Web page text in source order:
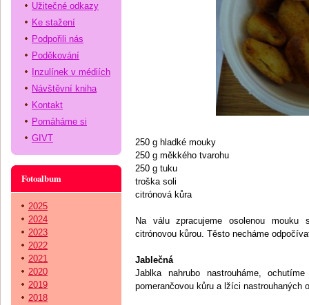
250 g hladké mouky
250 g měkkého tvarohu
250 g tuku
troška soli
citrónová kůra
Na válu zpracujeme osolenou mouku
citrónovou kůrou. Těsto necháme
Jablečná
Jablka nahrubo nastrouháme,
pomerančovou kůru a lžíci nastrouhaných
Užitečné odkazy
Ke stažení
Podpořili nás
Poděkování
Inzulínek v médiích
Návštěvní kniha
Kontakt
Pomáháme si
GIVT
Fotoalbum
2025
2024
2023
2022
2021
2020
2019
2018